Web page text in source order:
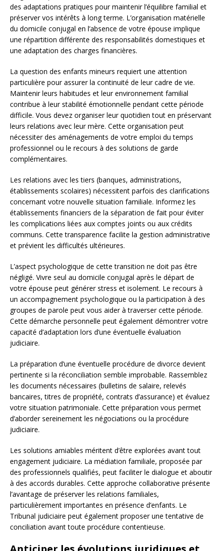
des adaptations pratiques pour maintenir l’équilibre familial et
préserver vos intérêts à long terme. L’organisation matérielle
du domicile conjugal en l’absence de votre épouse implique
une répartition différente des responsabilités domestiques et
une adaptation des charges financières.
La question des enfants mineurs requiert une attention
particulière pour assurer la continuité de leur cadre de vie.
Maintenir leurs habitudes et leur environnement familial
contribue à leur stabilité émotionnelle pendant cette période
difficile. Vous devez organiser leur quotidien tout en préservant
leurs relations avec leur mère. Cette organisation peut
nécessiter des aménagements de votre emploi du temps
professionnel ou le recours à des solutions de garde
complémentaires.
Les relations avec les tiers (banques, administrations,
établissements scolaires) nécessitent parfois des clarifications
concernant votre nouvelle situation familiale. Informez les
établissements financiers de la séparation de fait pour éviter
les complications liées aux comptes joints ou aux crédits
communs. Cette transparence facilite la gestion administrative
et prévient les difficultés ultérieures.
L’aspect psychologique de cette transition ne doit pas être
négligé. Vivre seul au domicile conjugal après le départ de
votre épouse peut générer stress et isolement. Le recours à
un accompagnement psychologique ou la participation à des
groupes de parole peut vous aider à traverser cette période.
Cette démarche personnelle peut également démontrer votre
capacité d’adaptation lors d’une éventuelle évaluation
judiciaire.
La préparation d’une éventuelle procédure de divorce devient
pertinente si la réconciliation semble improbable. Rassemblez
les documents nécessaires (bulletins de salaire, relevés
bancaires, titres de propriété, contrats d’assurance) et évaluez
votre situation patrimoniale. Cette préparation vous permet
d’aborder sereinement les négociations ou la procédure
judiciaire.
Les solutions amiables méritent d’être explorées avant tout
engagement judiciaire. La médiation familiale, proposée par
des professionnels qualifiés, peut faciliter le dialogue et aboutir
à des accords durables. Cette approche collaborative présente
l’avantage de préserver les relations familiales,
particulièrement importantes en présence d’enfants. Le
Tribunal judiciaire peut également proposer une tentative de
conciliation avant toute procédure contentieuse.